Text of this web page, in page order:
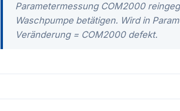
Parametermessung COM2000
Waschpumpe betätigen. Wird in
Veränderung = COM2000 defekt.